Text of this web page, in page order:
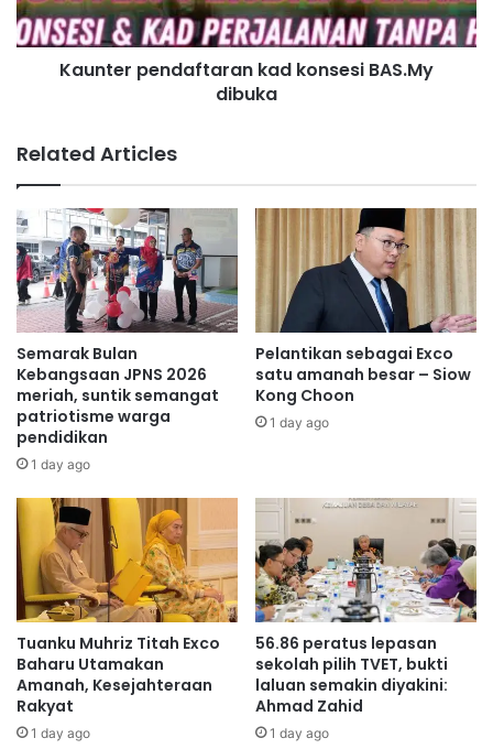
Rumah Harapan Rakyat
a
h
i
n
e
r
i
m
a
u
m
b
a
n
a
n
p
e
t
a
r
a
n
k
a
d
k
o
n
s
e
s
B
A
S
M
y
d
i
b
u
k
Kaunter pendaftaran kad konsesi BAS.My
dibuka
Related Articles
Semarak Bulan
Kebangsaan JPNS 2026
meriah, suntik semangat
patriotisme warga
pendidikan
1 day ago
Pelantikan sebagai Exco
satu amanah besar – Siow
Kong Choon
1 day ago
Tuanku Muhriz Titah Exco
Baharu Utamakan
Amanah, Kesejahteraan
Rakyat
1 day ago
56.86 peratus lepasan
sekolah pilih TVET, bukti
laluan semakin diyakini:
Ahmad Zahid
1 day ago